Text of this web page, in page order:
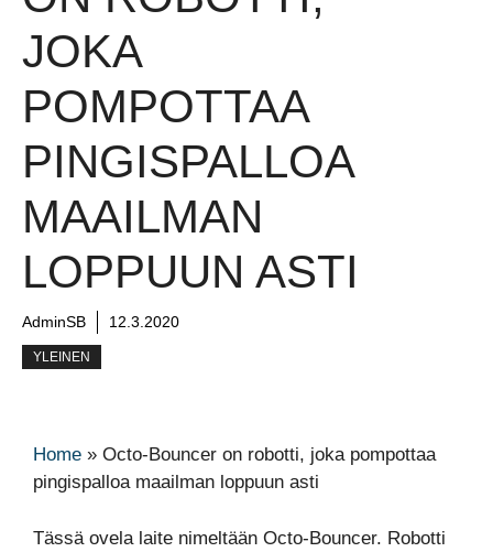
JOKA
POMPOTTAA
PINGISPALLOA
MAAILMAN
LOPPUUN ASTI
AdminSB 12.3.2020
YLEINEN
Home » Octo-Bouncer on robotti, joka pompottaa
pingispalloa maailman loppuun asti
Tässä ovela laite nimeltään Octo-Bouncer. Robotti